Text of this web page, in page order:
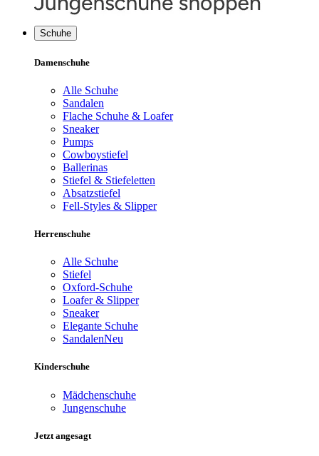
Schuhe
Damenschuhe
Alle Schuhe
Sandalen
Flache Schuhe & Loafer
Sneaker
Pumps
Cowboystiefel
Ballerinas
Stiefel & Stiefeletten
Absatzstiefel
Fell-Styles & Slipper
Herrenschuhe
Alle Schuhe
Stiefel
Oxford-Schuhe
Loafer & Slipper
Sneaker
Elegante Schuhe
SandalenNeu
Kinderschuhe
Mädchenschuhe
Jungenschuhe
Jetzt angesagt